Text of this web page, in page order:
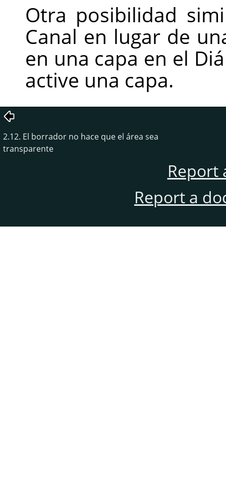
Otra posibilidad
Canal en lugar de
en una capa en el
active una capa.
2.12. El borrador no hace que el área sea
transparente
Report
Report a